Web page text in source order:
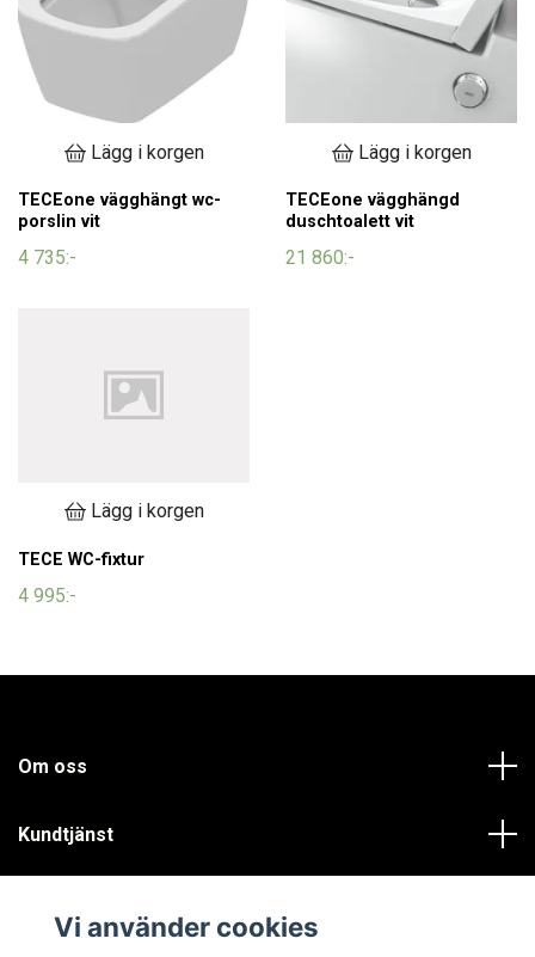
Lägg i korgen
TECEone vägghängt wc-
porslin vit
4 735:-
Lägg i korgen
TECEone vägghängd
duschtoalett vit
21 860:-
Lägg i korgen
TECE WC-fixtur
4 995:-
Om oss
Kundtjänst
Vi använder cookies